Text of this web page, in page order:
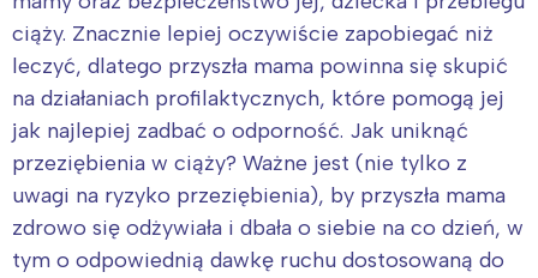
ciąży. Znacznie lepiej oczywiście zapobiegać niż
leczyć, dlatego przyszła mama powinna się skupić
na działaniach profilaktycznych, które pomogą jej
jak najlepiej zadbać o odporność. Jak uniknąć
przeziębienia w ciąży? Ważne jest (nie tylko z
uwagi na ryzyko przeziębienia), by przyszła mama
zdrowo się odżywiała i dbała o siebie na co dzień, w
tym o odpowiednią dawkę ruchu dostosowaną do